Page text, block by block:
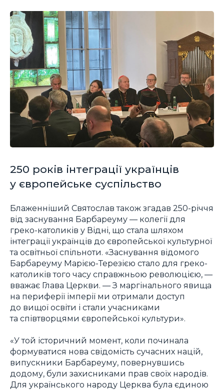
250 років інтеграції українців
у європейське суспільство
Блаженніший Святослав також згадав 250-річчя
від заснування Барбареуму — колегії для
греко-католиків у Відні, що стала шляхом
інтеграції українців до європейської культурної
та освітньої спільноти. «Заснування відомого
Барбареуму Марією-Терезією стало для греко-
католиків того часу справжньою революцією, —
вважає Глава Церкви. — З маргінального явища
на периферії імперії ми отримали доступ
до вищої освіти і стали учасниками
та співтворцями європейської культури».
«У той історичний момент, коли починала
формуватися нова свідомість сучасних націй,
випускники Барбареуму, повернувшись
додому, були захисниками прав своїх народів.
Для українського народу Церква була єдиною